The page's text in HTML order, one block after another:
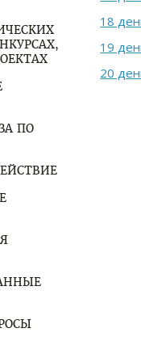
ПО
18
19
20